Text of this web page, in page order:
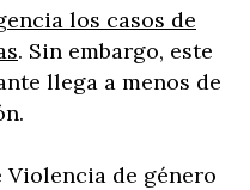
los casos de
. Sin embargo, este
llega a menos de
de género